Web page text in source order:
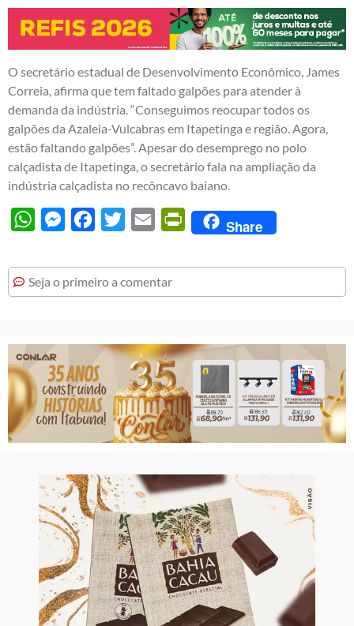
O secretário estadual de Desenvolvimento Econômico, James
Correia, afirma que tem faltado galpões para atender à
demanda da indústria. “Conseguimos reocupar todos os
galpões da Azaleia-Vulcabras em Itapetinga e região. Agora,
estão faltando galpões”. Apesar do desemprego no polo
calçadista de Itapetinga, o secretário fala na ampliação da
indústria calçadista no recôncavo baiano.
WhatsAppMessengerFacebook
Twitter Email PrintFriendly
Share
Seja o primeiro a comentar